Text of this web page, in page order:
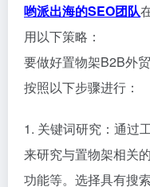
哟派出海的SEO团队
用以下策略：
要做好置物架B2B外
按照以下步骤进行：
1. 关键词研究：通过
来研究与置物架相关
功能等。选择具有搜